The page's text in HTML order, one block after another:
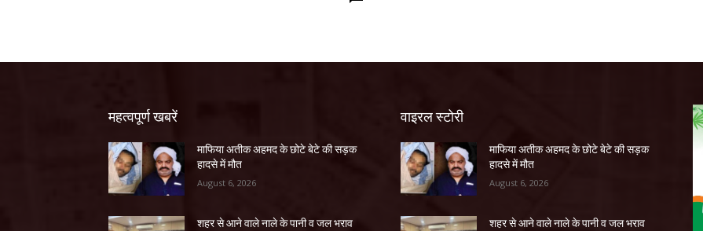
महत्वपूर्ण खबरें
माफिया अतीक अहमद के छोटे बेटे की सड़क
हादसे में मौत
August 6, 2026
शहर से आने वाले नाले के पानी व जल भराव
वाइरल स्टोरी
माफिया अतीक अहमद के छोटे बेटे की सड़क
हादसे में मौत
August 6, 2026
शहर से आने वाले नाले के पानी व जल भराव